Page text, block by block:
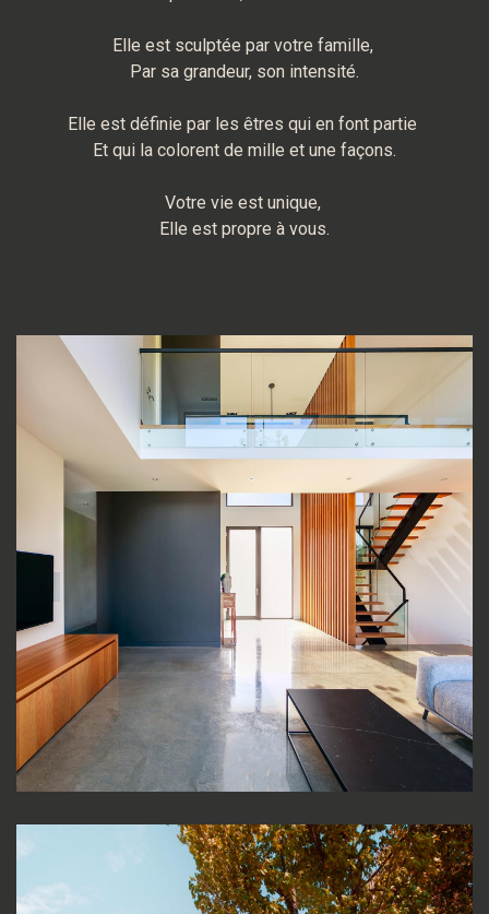
Elle est sculptée par votre famille,
Par sa grandeur, son intensité.
Elle est définie par les êtres qui en font partie
Et qui la colorent de mille et une façons.
Votre vie est unique,
Elle est propre à vous.